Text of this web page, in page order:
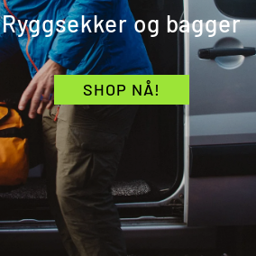
Ryggsekker og bagger
SHOP NÅ!